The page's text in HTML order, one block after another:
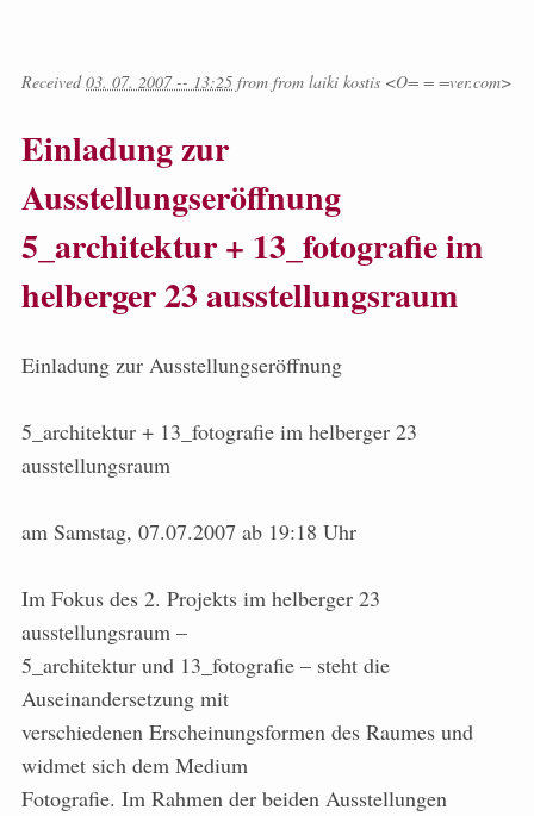
Received03. 07. 2007 -- 13:25 from from laiki kostis <O= = =ver.com>
Einladung zur
Ausstellungseröffnung
5_architektur + 13_fotografie im
helberger 23 ausstellungsraum
Einladung zur Ausstellungseröffnung
5_architektur + 13_fotografie im helberger 23
ausstellungsraum
am Samstag, 07.07.2007 ab 19:18 Uhr
Im Fokus des 2. Projekts im helberger 23
ausstellungsraum –
5_architektur und 13_fotografie – steht die
Auseinandersetzung mit
verschiedenen Erscheinungsformen des Raumes und
widmet sich dem Medium
Fotografie. Im Rahmen der beiden Ausstellungen